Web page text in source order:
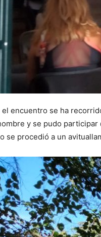
el encuentro se ha
y se pudo
se procedió a un